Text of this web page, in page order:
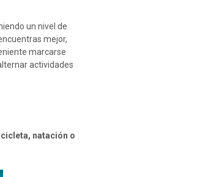
un nivel de
mejor,
marcarse
actividades
natación o